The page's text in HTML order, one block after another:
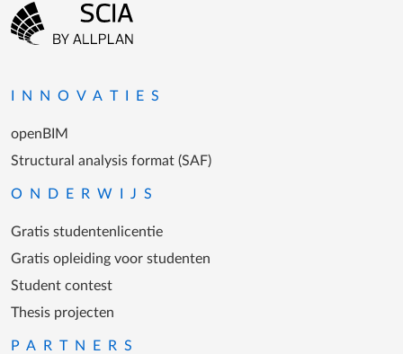
Footer-menu
INNOVATIES
openBIM
Structural analysis format (SAF)
ONDERWIJS
Gratis studentenlicentie
Gratis opleiding voor studenten
Student contest
Thesis projecten
PARTNERS